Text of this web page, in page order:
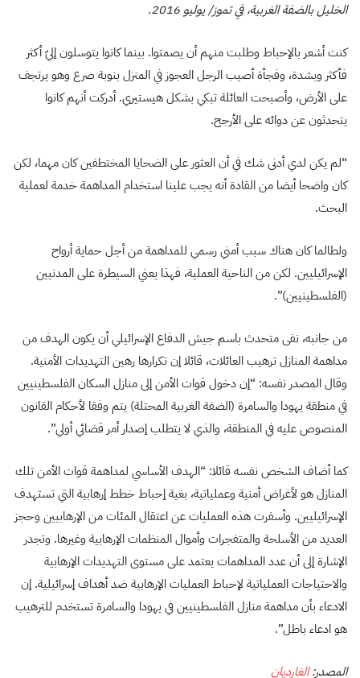
الخليل بالضفة الغربية، في تموز/ يوليو 2016.
كنت أشعر بالإحباط وطلبت منهم أن يصمتوا. بينما كانوا يتوسلون إليّ أكثر
فأكثر وبشدة، وفجأة أصيب الرجل العجوز في المنزل بنوبة صرع وهو يرتجف
على الأرض، وأصبحت العائلة تبكي بشكل هيستيري. أدركت أنهم كانوا
يتحدثون عن دوائه على الأرجح.
“لم يكن لدي أدنى شك في أن العثور على الضحايا المختطفين كان مهما، لكن
كان واضحا أيضا من القادة أنه يجب علينا استخدام المداهمة خدمة لعملية
البحث.
ولطالما كان هناك سبب أمني رسمي للمداهمة من أجل حماية أرواح
الإسرائيليين. لكن من الناحية العملية، فهذا يعني السيطرة على المدنيين
(الفلسطينيين)”.
من جانبه، نفى متحدث باسم جيش الدفاع الإسرائيلي أن يكون الهدف من
مداهمة المنازل ترهيب العائلات، قائلا إن تكرارها رهين التهديدات الأمنية.
وقال المصدر نفسه: “إن دخول قوات الأمن إلى منازل السكان الفلسطينيين
في منطقة يهودا والسامرة (الضفة الغربية المحتلة) يتم وفقا لأحكام القانون
المنصوص عليه في المنطقة، والذي لا يتطلب إصدار أمر قضائي أولي”.
كما أضاف الشخص نفسه قائلا: “الهدف الأساسي لمداهمة قوات الأمن تلك
المنازل هو لأغراض أمنية وعملياتية، بغية إحباط خطط إرهابية التي تستهدف
الإسرائيليين. وأسفرت هذه العمليات عن اعتقال المئات من الإرهابيين وحجز
العديد من الأسلحة والمتفجرات وأموال المنظمات الإرهابية وغيرها. وتجدر
الإشارة إلى أن عدد المداهمات يعتمد على مستوى التهديدات الإرهابية
والاحتياجات العملياتية لإحباط العمليات الإرهابية ضد أهداف إسرائيلية. إن
الادعاء بأن مداهمة منازل الفلسطينيين في يهودا والسامرة تستخدم للترهيب
هو ادعاء باطل”.
المصدر:الغارديان